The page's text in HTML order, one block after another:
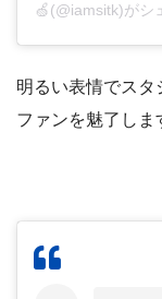
🍏(@iamsitk)がシ
明るい表情でス
ファンを魅了しま